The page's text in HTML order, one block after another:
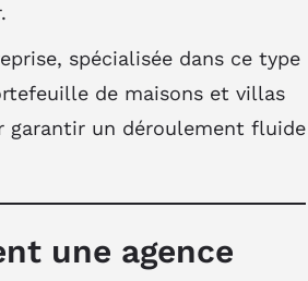
spécialisée dans ce type
de maisons et villas
un déroulement fluide
une agence